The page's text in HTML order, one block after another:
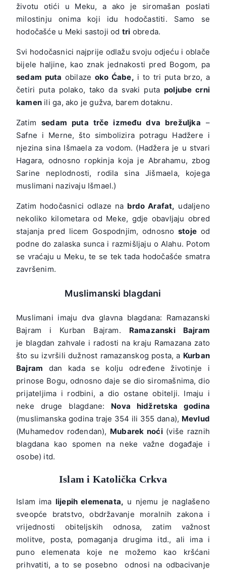
životu otići u Meku, a ako je siromašan poslati
milostinju onima koji idu hodočastiti. Samo se
hodočašće u Meki sastoji od tri obreda.
Svi hodočasnici najprije odlažu svoju odjeću i oblače
bijele haljine, kao znak jednakosti pred Bogom, pa
sedam puta obilaze oko Ćabe, i to tri puta brzo, a
četiri puta polako, tako da svaki puta poljube crni
kamen ili ga, ako je gužva, barem dotaknu.
Zatim sedam puta trče između dva brežuljka –
Safne i Merne, što simbolizira potragu Hadžere i
njezina sina Išmaela za vodom. (Hadžera je u stvari
Hagara, odnosno ropkinja koja je Abrahamu, zbog
Sarine neplodnosti, rodila sina Jišmaela, kojega
muslimani nazivaju Išmael.)
Zatim hodočasnici odlaze na brdo Arafat, udaljeno
nekoliko kilometara od Meke, gdje obavljaju obred
stajanja pred licem Gospodnjim, odnosno stoje od
podne do zalaska sunca i razmišljaju o Alahu. Potom
se vraćaju u Meku, te se tek tada hodočašće smatra
završenim.
Muslimanski blagdani
Muslimani imaju dva glavna blagdana: Ramazanski
Bajram i Kurban Bajram. Ramazanski Bajram
je blagdan zahvale i radosti na kraju Ramazana zato
što su izvršili dužnost ramazanskog posta, a Kurban
Bajram dan kada se kolju određene životinje i
prinose Bogu, odnosno daje se dio siromašnima, dio
prijateljima i rodbini, a dio ostane obitelji. Imaju i
neke druge blagdane: Nova hidžretska godina
(muslimanska godina traje 354 ili 355 dana), Mevlud
(Muhamedov rođendan), Mubarek noći(više raznih
blagdana kao spomen na neke važne događaje i
osobe) itd.
Islam i Katolička Crkva
Islam ima lijepih elemenata, u njemu je naglašeno
sveopće bratstvo, obdržavanje moralnih zakona i
vrijednosti obiteljskih odnosa, zatim važnost
molitve, posta, pomaganja drugima itd., ali ima i
puno elemenata koje ne možemo kao kršćani
prihvatiti, a to se posebno odnosi na odbacivanje